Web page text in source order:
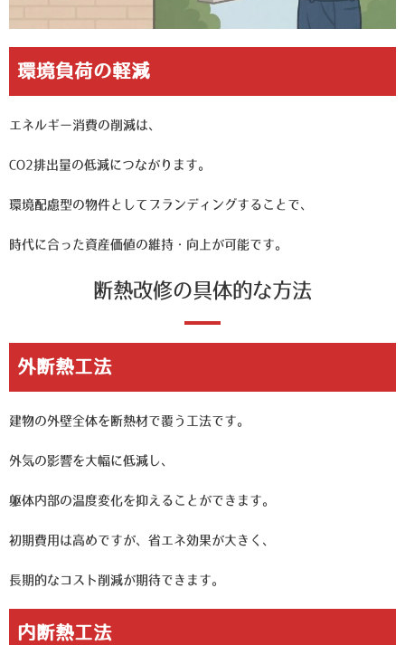
環境負荷の軽減
エネルギー消費の削減は、
CO2排出量の低減につながります。
環境配慮型の物件としてブランディングすることで、
時代に合った資産価値の維持・向上が可能です。
断熱改修の具体的な方法
外断熱工法
建物の外壁全体を断熱材で覆う工法です。
外気の影響を大幅に低減し、
躯体内部の温度変化を抑えることができます。
初期費用は高めですが、省エネ効果が大きく、
長期的なコスト削減が期待できます。
内断熱工法